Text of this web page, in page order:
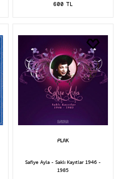
600 TL
Safiye Ayla - Saklı Kayıtlar 1946 -
1985